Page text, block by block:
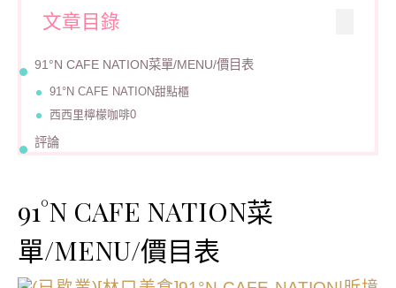
文章目錄
91°N CAFE NATION菜單/MENU/價目表
91°N CAFE NATION甜點櫃
西西里檸檬咖啡0
評論
91°N CAFE NATION菜
單/MENU/價目表